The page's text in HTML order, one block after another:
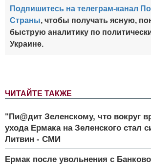
ЧИТАЙТЕ ТАКЖЕ
"Пи@дит Зеленскому, что вокруг
ухода Ермака на Зеленского стал
Литвин - СМИ
Ермак после увольнения с
Подпишитесь на телеграм-канал
Страны, чтобы получать ясную,
быструю аналитику по
Украине.